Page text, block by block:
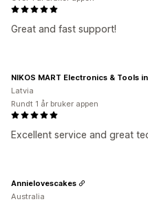
Great and fast support!
Excellent service and great
NIKOS MART Electronics & Tools
Latvia
Rundt 1 år bruker appen
Annielovescakes
Australia